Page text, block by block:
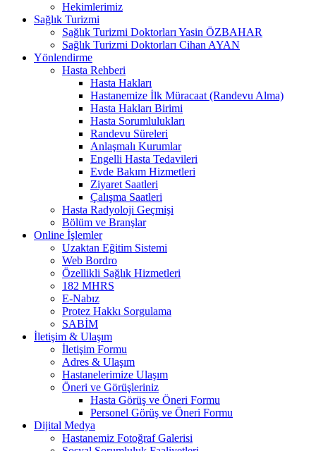
Hekimlerimiz
Sağlık Turizmi
Sağlık Turizmi Doktorları Yasin ÖZBAHAR
Sağlık Turizmi Doktorları Cihan AYAN
Yönlendirme
Hasta Rehberi
Hasta Hakları
Hastanemize İlk Müracaat (Randevu Alma)
Hasta Hakları Birimi
Hasta Sorumlulukları
Randevu Süreleri
Anlaşmalı Kurumlar
Engelli Hasta Tedavileri
Evde Bakım Hizmetleri
Ziyaret Saatleri
Çalışma Saatleri
Hasta Radyoloji Geçmişi
Bölüm ve Branşlar
Online İşlemler
Uzaktan Eğitim Sistemi
Web Bordro
Özellikli Sağlık Hizmetleri
182 MHRS
E-Nabız
Protez Hakkı Sorgulama
SABİM
İletişim & Ulaşım
İletişim Formu
Adres & Ulaşım
Hastanelerimize Ulaşım
Öneri ve Görüşleriniz
Hasta Görüş ve Öneri Formu
Personel Görüş ve Öneri Formu
Dijital Medya
Hastanemiz Fotoğraf Galerisi